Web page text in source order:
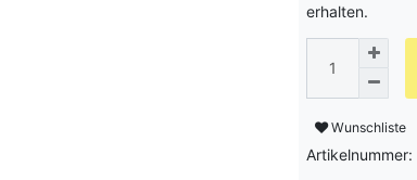
erhalten.
Wunschliste